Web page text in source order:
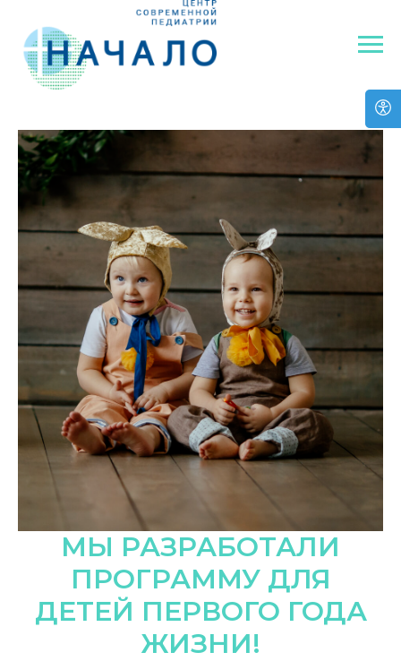
МЫ РАЗРАБОТАЛИ
ПРОГРАММУ ДЛЯ
ДЕТЕЙ ПЕРВОГО ГОДА
ЖИЗНИ!